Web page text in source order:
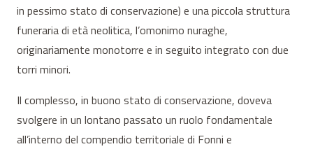
in pessimo stato di conservazione) e una piccola struttura
funeraria di età neolitica, l’omonimo nuraghe,
originariamente monotorre e in seguito integrato con due
torri minori.
Il complesso, in buono stato di conservazione, doveva
svolgere in un lontano passato un ruolo fondamentale
all’interno del compendio territoriale di Fonni e